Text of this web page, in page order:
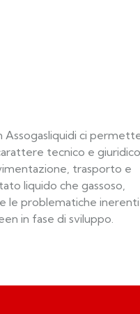
Assogasliquidi ci
tecnico e giuridico
trasporto e
liquido che gassoso,
le problematiche inerenti
in fase di sviluppo.